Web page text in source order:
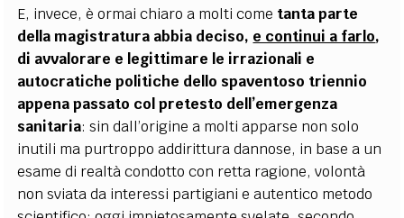
E, invece, è ormai chiaro a molti come tanta parte
della magistratura abbia deciso, e continui a farlo,
di avvalorare e legittimare le irrazionali e
autocratiche politiche dello spaventoso triennio
appena passato col pretesto dell’emergenza
sanitaria: sin dall’origine a molti apparse non solo
inutili ma purtroppo addirittura dannose, in base a un
esame di realtà condotto con retta ragione, volontà
non sviata da interessi partigiani e autentico metodo